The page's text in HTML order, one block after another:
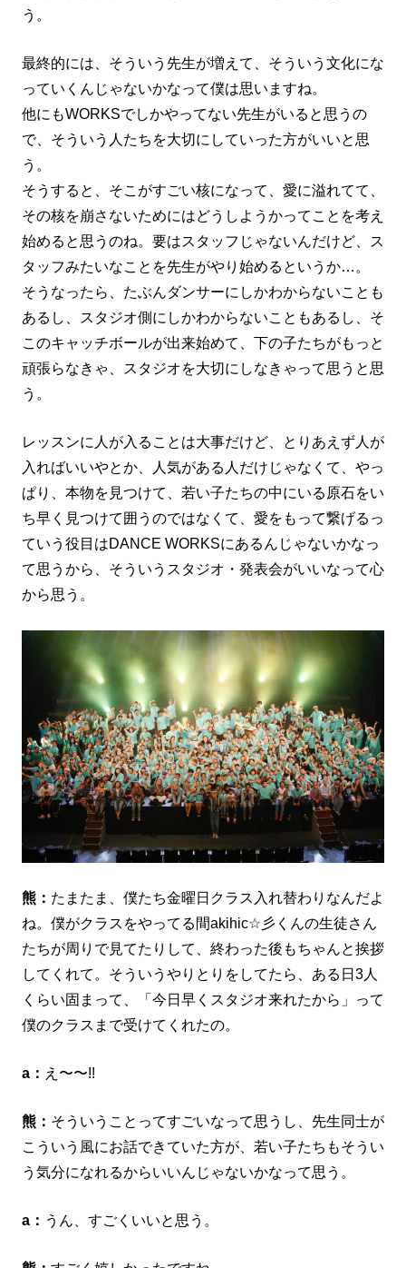
う。
最終的には、そういう先生が増えて、そういう文化にな
っていくんじゃないかなって僕は思いますね。
他にもWORKSでしかやってない先生がいると思うの
で、そういう人たちを大切にしていった方がいいと思
う。
そうすると、そこがすごい核になって、愛に溢れてて、
その核を崩さないためにはどうしようかってことを考え
始めると思うのね。要はスタッフじゃないんだけど、ス
タッフみたいなことを先生がやり始めるというか…。
そうなったら、たぶんダンサーにしかわからないことも
あるし、スタジオ側にしかわからないこともあるし、そ
このキャッチボールが出来始めて、下の子たちがもっと
頑張らなきゃ、スタジオを大切にしなきゃって思うと思
う。
レッスンに人が入ることは大事だけど、とりあえず人が
入ればいいやとか、人気がある人だけじゃなくて、やっ
ぱり、本物を見つけて、若い子たちの中にいる原石をい
ち早く見つけて囲うのではなくて、愛をもって繋げるっ
ていう役目はDANCE WORKSにあるんじゃないかなっ
て思うから、そういうスタジオ・発表会がいいなって心
から思う。
熊： たまたま、僕たち金曜日クラス入れ替わりなんだよ
ね。僕がクラスをやってる間akihic☆彡くんの生徒さん
たちが周りで見てたりして、終わった後もちゃんと挨拶
してくれて。そういうやりとりをしてたら、ある日3人
くらい固まって、「今日早くスタジオ来れたから」って
僕のクラスまで受けてくれたの。
a： え〜〜!!
熊： そういうことってすごいなって思うし、先生同士が
こういう風にお話できていた方が、若い子たちもそうい
う気分になれるからいいんじゃないかなって思う。
a： うん、すごくいいと思う。